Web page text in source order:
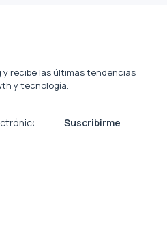
recibe las últimas tendencias
y tecnología.
Suscribirme